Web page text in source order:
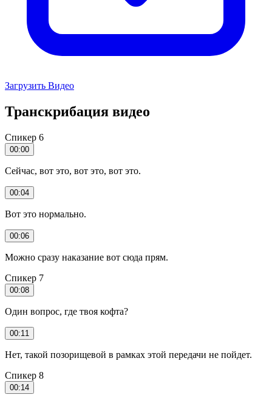
Загрузить Видео
Транскрибация видео
Спикер 6
00:00
Сейчас, вот это, вот это, вот это.
00:04
Вот это нормально.
00:06
Можно сразу наказание вот сюда прям.
Спикер 7
00:08
Один вопрос, где твоя кофта?
00:11
Нет, такой позорищевой в рамках этой передачи не пойдет.
Спикер 8
00:14